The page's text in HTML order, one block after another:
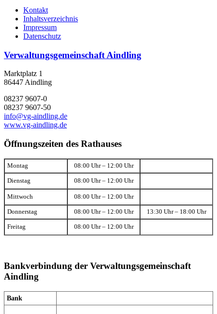
Kontakt
Inhaltsverzeichnis
Impressum
Datenschutz
Verwaltungsgemeinschaft Aindling
Marktplatz 1
86447 Aindling
08237 9607-0
08237 9607-50
info@vg-aindling.de
www.vg-aindling.de
Öffnungszeiten des Rathauses
Montag 08:00 Uhr – 12:00 Uhr
Dienstag 08:00 Uhr – 12:00 Uhr
Mittwoch 08:00 Uhr – 12:00 Uhr
Donnerstag 08:00 Uhr – 12:00 Uhr 13:30 Uhr – 18:00 Uhr
Freitag 08:00 Uhr – 12:00 Uhr
Bankverbindung der Verwaltungsgemeinschaft
Aindling
Bank